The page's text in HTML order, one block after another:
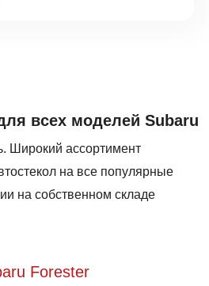
всех моделей Subaru
Широкий ассортимент
на все популярные
на собственном складе
Forester